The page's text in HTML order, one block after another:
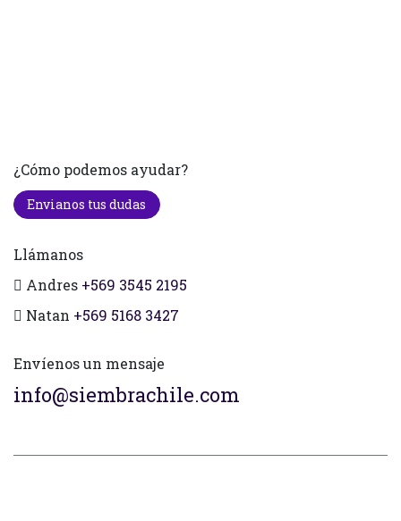
¿Cómo podemos ayudar?
Envianos tus dudas
Llámanos
Andres +569 3545 2195
Natan +569 5168 3427
Envíenos un mensaje
info@siembrachile.com